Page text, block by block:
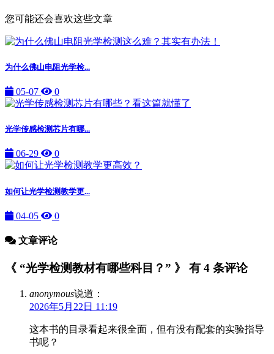
您可能还会喜欢这些文章
为什么佛山电阻光学检...
05-07 0
光学传感检测芯片有哪...
06-29 0
如何让光学检测教学更...
04-05 0
文章评论
《 “光学检测教材有哪些科目？” 》 有 4 条评论
anonymous说道：
2026年5月22日 11:19
这本书的目录看起来很全面，但有没有配套的实验指导
书呢？